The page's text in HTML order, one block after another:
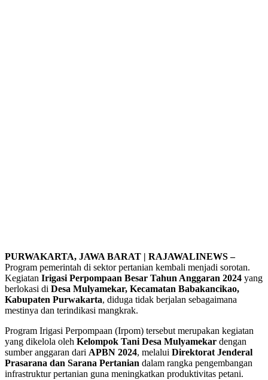
PURWAKARTA, JAWA BARAT | RAJAWALINEWS –
Program pemerintah di sektor pertanian kembali menjadi sorotan.
Kegiatan Irigasi Perpompaan Besar Tahun Anggaran 2024 yang
berlokasi di Desa Mulyamekar, Kecamatan Babakancikao,
Kabupaten Purwakarta, diduga tidak berjalan sebagaimana
mestinya dan terindikasi mangkrak.
Program Irigasi Perpompaan (Irpom) tersebut merupakan kegiatan
yang dikelola oleh Kelompok Tani Desa Mulyamekar dengan
sumber anggaran dari APBN 2024, melalui Direktorat Jenderal
Prasarana dan Sarana Pertanian dalam rangka pengembangan
infrastruktur pertanian guna meningkatkan produktivitas petani.